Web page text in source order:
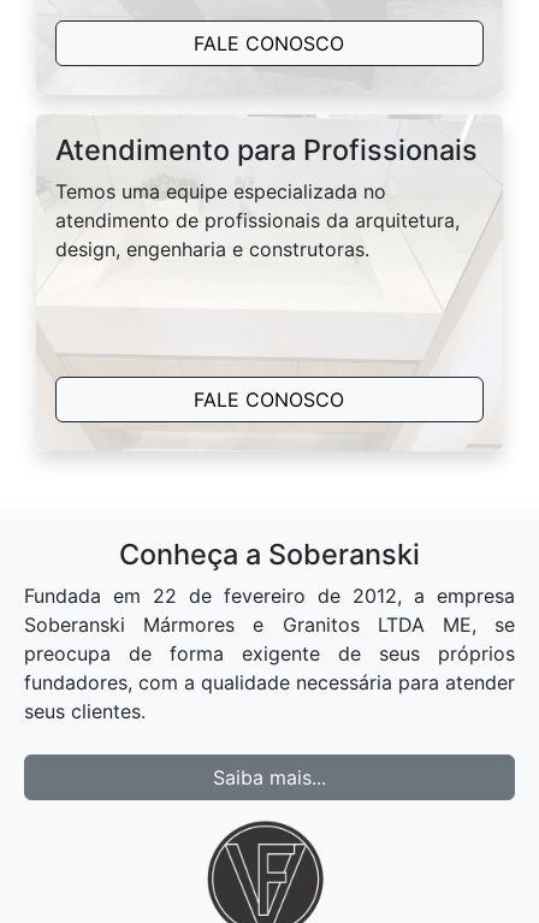
FALE CONOSCO
Atendimento para Profissionais
Temos uma equipe especializada no
atendimento de profissionais da arquitetura,
design, engenharia e construtoras.
FALE CONOSCO
Conheça a Soberanski
Fundada em 22 de fevereiro de 2012, a empresa
Soberanski Mármores e Granitos LTDA ME, se
preocupa de forma exigente de seus próprios
fundadores, com a qualidade necessária para atender
seus clientes.
Saiba mais...